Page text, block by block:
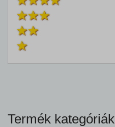
Termék kategóriák